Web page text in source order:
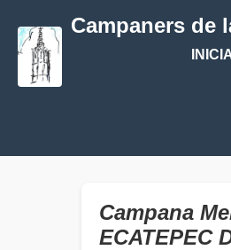
Campaners de
Campana
ECATEPEC